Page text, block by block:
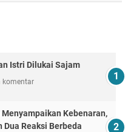
Istri Dilukai Sajam
komentar
Kebenaran,
Dua Reaksi Berbeda